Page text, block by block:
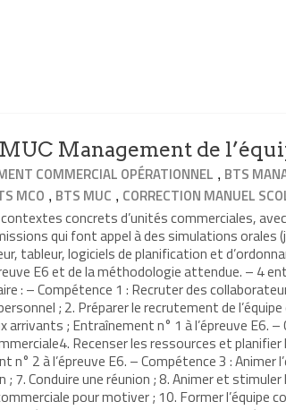
Management de
COMMERCIAL OPÉRATIONNEL , BTS
MCO , BTS MUC , CORRECTION MANUEL
concrets d’unités commerciales,
qui font appel à des simulations orales
tableur, logiciels de planification et
E6 et de la méthodologie attendue. – 4
: – Compétence 1 : Recruter des
; 2. Préparer le recrutement de
arrivants ; Entraînement n° 1 à l’épreuve E6. –
Recenser les ressources et
n° 2 à l’épreuve E6. – Compétence 3 : Animer
7. Conduire une réunion ; 8. Animer et stimuler
pour motiver ; 10. Former l’équipe